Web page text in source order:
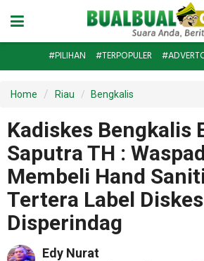
#PILIHAN #TERPOPULER
Home Riau Bengkalis
Kadiskes Bengkalis
Saputra TH :
Membeli Hand
Tertera Label
Disperindag
Edy Nurat